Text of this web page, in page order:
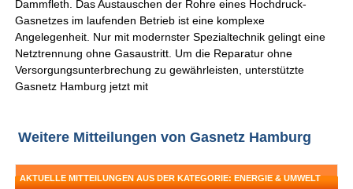
Dammfleth. Das Austauschen der Rohre eines Hochdruck-
Gasnetzes im laufenden Betrieb ist eine komplexe
Angelegenheit. Nur mit modernster Spezialtechnik gelingt eine
Netztrennung ohne Gasaustritt. Um die Reparatur ohne
Versorgungsunterbrechung zu gewährleisten, unterstützte
Gasnetz Hamburg jetzt mit
Weitere Mitteilungen von Gasnetz Hamburg
AKTUELLE MITTEILUNGEN AUS DER KATEGORIE: ENERGIE & UMWELT